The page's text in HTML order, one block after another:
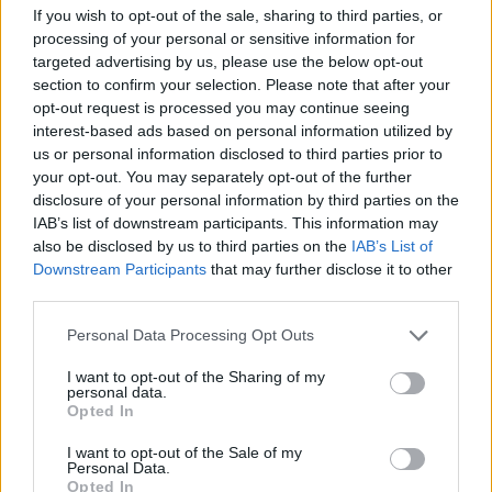
If you wish to opt-out of the sale, sharing to third parties, or
processing of your personal or sensitive information for
targeted advertising by us, please use the below opt-out
section to confirm your selection. Please note that after your
opt-out request is processed you may continue seeing
interest-based ads based on personal information utilized by
us or personal information disclosed to third parties prior to
your opt-out. You may separately opt-out of the further
disclosure of your personal information by third parties on the
IAB’s list of downstream participants. This information may
also be disclosed by us to third parties on the IAB’s List of
Downstream Participants that may further disclose it to other
Personal Data Processing Opt Outs
I want to opt-out of the Sharing of my
personal data.
Opted In
I want to opt-out of the Sale of my
Personal Data.
Opted In
Apeli ndalon përkohësisht
projektin 400 milionë
dollarësh për sallën e
vallëzimit në Shtëpinë e
Bardhë
Foto+Video/ SHBA hap
arkivin e UFO-ve, dalin
dosje të tjera për objekte
misterioze dhe dukuri të
pashpjeguara
Tezja 82-vjeçare dhe nipi
në një banesë në Napoli
Napoli, tezja dhe nipi
apartament, dyshohet se
kishin vdekur prej disa